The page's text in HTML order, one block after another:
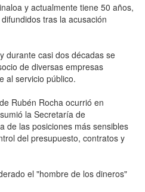
y actualmente tiene 50 años,
tras la acusación
durante casi dos décadas se
de diversas empresas
al servicio público.
Rubén Rocha ocurrió en
la Secretaría de
de las posiciones más sensibles
del presupuesto, contratos y
el "hombre de los dineros"